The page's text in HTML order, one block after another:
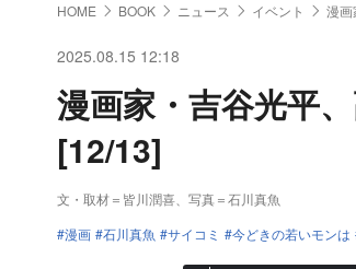
HOME BOOK ニュース イベント 漫画
2025.08.15 12:18
漫画家・吉谷光平
[12/13]
文・取材＝皆川潤喜、写真＝石川真魚
漫画
石川真魚 サイコミ 今どきの若いモンは